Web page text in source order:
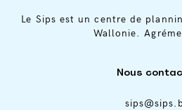
Le Sips est un centre de
Wallonie.
Nous